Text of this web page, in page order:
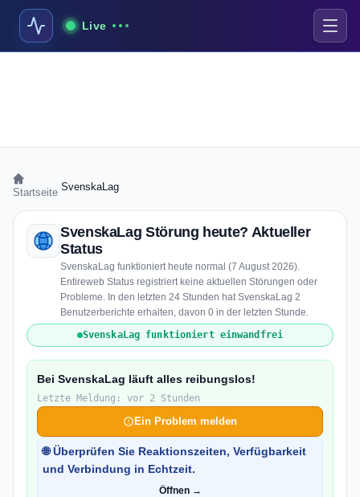
Live
Startseite SvenskaLag
SvenskaLag Störung heute? Aktueller
Status
SvenskaLag funktioniert heute normal (7 August 2026).
Entireweb Status registriert keine aktuellen Störungen oder
Probleme. In den letzten 24 Stunden hat SvenskaLag 2
Benutzerberichte erhalten, davon 0 in der letzten Stunde.
SvenskaLag funktioniert einwandfrei
Bei SvenskaLag läuft alles reibungslos!
Letzte Meldung: vor 2 Stunden
Ein Problem melden
🌐 Überprüfen Sie Reaktionszeiten, Verfügbarkeit
und Verbindung in Echtzeit.
Öffnen →